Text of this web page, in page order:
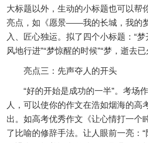
大标题以外，生动的小标题也可以帮
亮点，如《愿景——我的长城，我的
入、匠心独运。拟了四个小标题：“梦
风地行进”“梦惊醒的时候”“梦，逝去已
亮点三：先声夺人的开头
“好的开始是成功的一半”。考场
人，可以使你的作文在浩如烟海的高
出。如高考优秀作文《让心情打一个
了比喻的修辞手法。让人眼前一亮：